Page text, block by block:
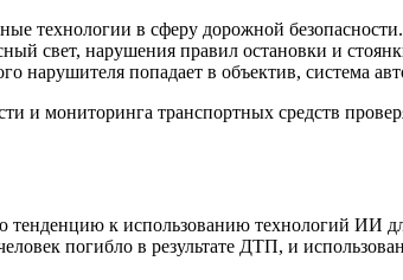
технологии в сферу дорожной
свет, нарушения правил остановки и
нарушителя попадает в объектив, система
и мониторинга транспортных средств
тенденцию к использованию технологий ИИ
погибло в результате ДТП, и